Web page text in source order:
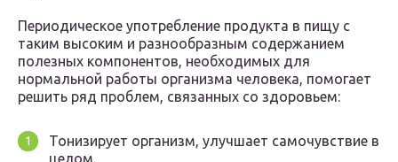
Периодическое употребление продукта в пищу с
таким высоким и разнообразным содержанием
полезных компонентов, необходимых для
нормальной работы организма человека, помогает
решить ряд проблем, связанных со здоровьем:
Тонизирует организм, улучшает самочувствие в
целом.